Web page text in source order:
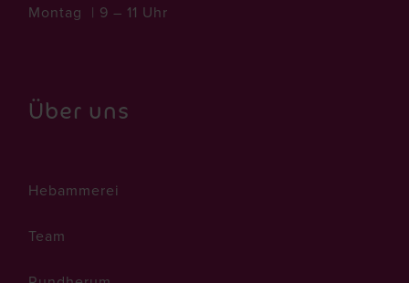
Über uns
Hebammerei
Team
Montag | 9 – 11 Uhr